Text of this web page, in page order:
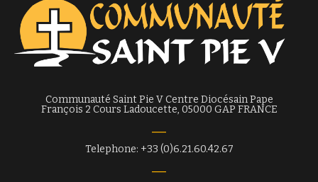
Communauté Saint Pie V Centre Diocésain Pape
François 2 Cours Ladoucette, 05000 GAP FRANCE
Telephone: +33 (0)6.21.60.42.67